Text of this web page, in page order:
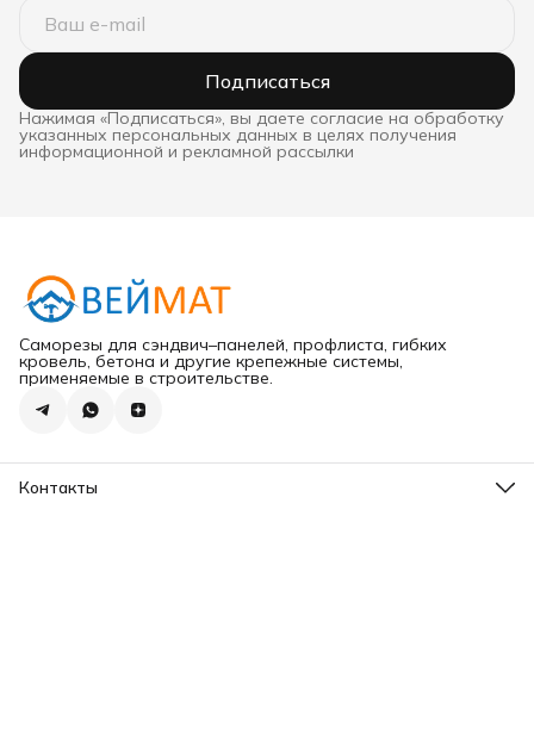
Подписаться
Нажимая «Подписаться», вы даете согласие на обработку
указанных персональных данных в целях получения
информационной и рекламной рассылки
Саморезы для сэндвич–панелей, профлиста, гибких
кровель, бетона и другие крепежные системы,
применяемые в строительстве.
Контакты